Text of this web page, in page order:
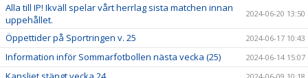
Alla till IP! Ikväll spelar vårt herrlag sista matchen innan
uppehållet.
2024-06-20 13:50
Öppettider på Sportringen v. 25 2024-06-17 10:43
Information inför Sommarfotbollen nästa vecka (25) 2024-06-14 15:07